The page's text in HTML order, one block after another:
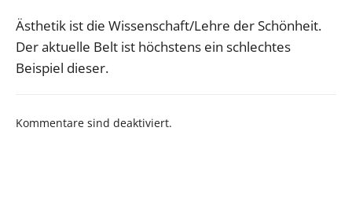
Ästhetik ist die Wissenschaft/Lehre der Schönheit.
Der aktuelle Belt ist höchstens ein schlechtes
Beispiel dieser.
Kommentare sind deaktiviert.